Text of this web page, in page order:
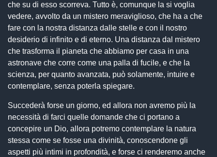
che su di esso scorreva. Tutto è, comunque la si voglia
vedere, avvolto da un mistero meraviglioso, che ha a che
fare con la nostra distanza dalle stelle e con il nostro
desiderio di infinito e di eterno. Una distanza dal mistero
che trasforma il pianeta che abbiamo per casa in una
astronave che corre come una palla di fucile, e che la
scienza, per quanto avanzata, può solamente, intuire e
contemplare, senza poterla spiegare.
Succederà forse un giorno, ed allora non avremo più la
necessità di farci quelle domande che ci portano a
concepire un Dio, allora potremo contemplare la natura
stessa come se fosse una divinità, conoscendone gli
aspetti più intimi in profondità, e forse ci renderemo anche